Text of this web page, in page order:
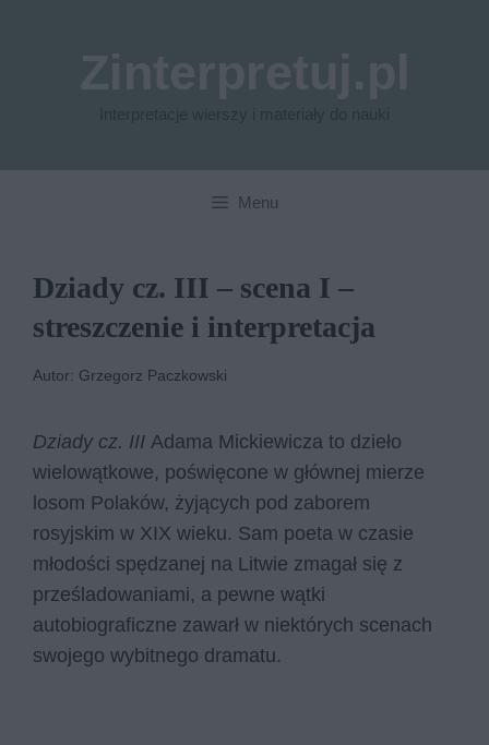
Menu
Dziady cz. III – scena I –
streszczenie i interpretacja
Autor: Grzegorz Paczkowski
Dziady cz. III Adama Mickiewicza to dzieło
wielowątkowe, poświęcone w głównej mierze
losom Polaków, żyjących pod zaborem
rosyjskim w XIX wieku. Sam poeta w czasie
młodości spędzanej na Litwie zmagał się z
prześladowaniami, a pewne wątki
autobiograficzne zawarł w niektórych scenach
swojego wybitnego dramatu.